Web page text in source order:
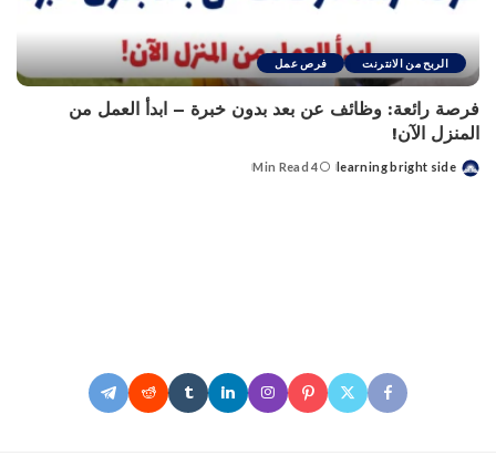
الربح من الانترنت فرص عمل
فرصة رائعة: وظائف عن بعد بدون خبرة – ابدأ العمل من
المنزل الآن!
Posted
learning bright side
4 Min Read